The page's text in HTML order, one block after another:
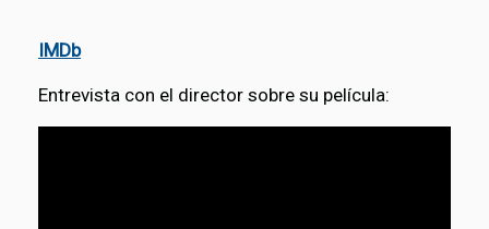
IMDb
Entrevista con el director sobre su película: